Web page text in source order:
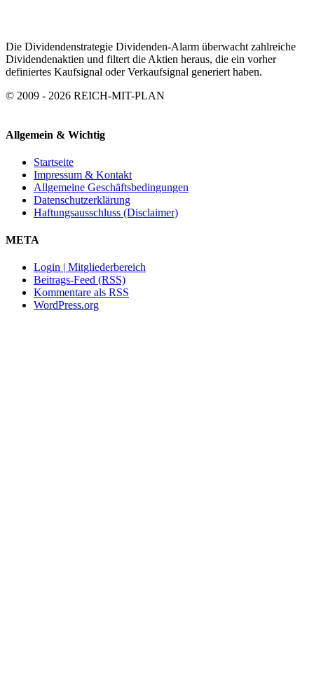
Die Dividendenstrategie Dividenden-Alarm überwacht zahlreiche
Dividendenaktien und filtert die Aktien heraus, die ein vorher
definiertes Kaufsignal oder Verkaufsignal generiert haben.
© 2009 - 2026 REICH-MIT-PLAN
Allgemein & Wichtig
Startseite
Impressum & Kontakt
Allgemeine Geschäftsbedingungen
Datenschutzerklärung
Haftungsausschluss (Disclaimer)
META
Login | Mitgliederbereich
Beitrags-Feed (RSS)
Kommentare als RSS
WordPress.org